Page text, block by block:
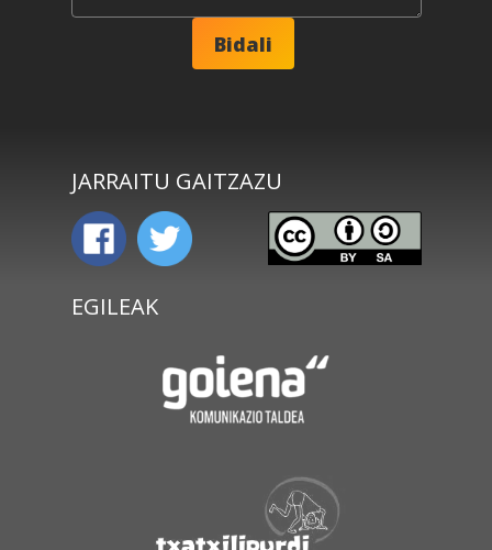
JARRAITU GAITZAZU
EGILEAK